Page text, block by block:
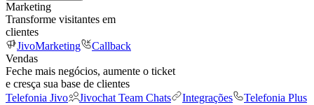
Marketing
Transforme visitantes em
clientes
JivoMarketing
Callback
Vendas
Feche mais negócios, aumente o ticket
e cresça sua base de clientes
Telefonia Jivo
Jivochat Team Chats Integrações
Telefonia Plus